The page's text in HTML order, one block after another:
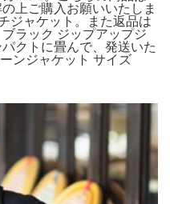
上ご購入お願いいたしま
ジャケット。また返品は
ラック ジップアップジ
クトに畳んで、発送いた
ンジャケット サイズ